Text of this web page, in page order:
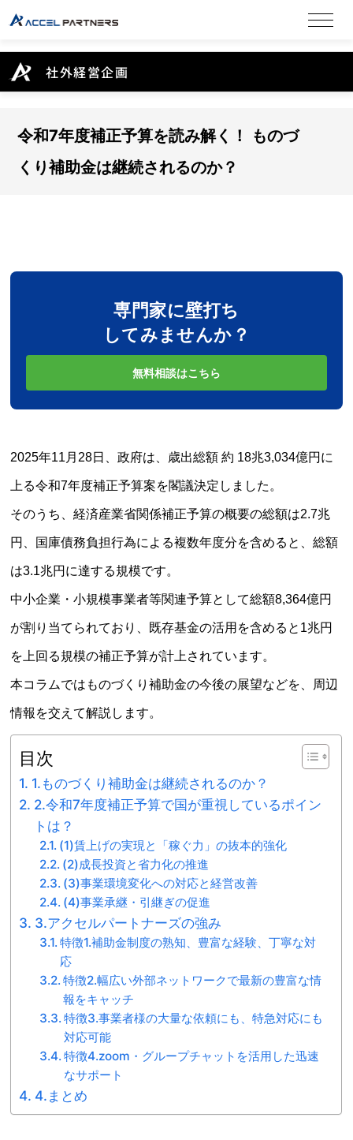
社外経営企画
令和7年度補正予算を読み解く！ ものづ
くり補助金は継続されるのか？
専門家に壁打ち
してみませんか？
無料相談はこちら
2025年11月28日、政府は、歳出総額 約 18兆3,034億円に
上る令和7年度補正予算案を閣議決定しました。
そのうち、経済産業省関係補正予算の概要の総額は2.7兆
円、国庫債務負担行為による複数年度分を含めると、総額
は3.1兆円に達する規模です。
中小企業・小規模事業者等関連予算として総額8,364億円
が割り当てられており、既存基金の活用を含めると1兆円
を上回る規模の補正予算が計上されています。
本コラムではものづくり補助金の今後の展望などを、周辺
情報を交えて解説します。
目次
1.ものづくり補助金は継続されるのか？
2.令和7年度補正予算で国が重視しているポイン
トは？
(1)賃上げの実現と「稼ぐ力」の抜本的強化
(2)成長投資と省力化の推進
(3)事業環境変化への対応と経営改善
(4)事業承継・引継ぎの促進
3.アクセルパートナーズの強み
特徴1.補助金制度の熟知、豊富な経験、丁寧な対
応
特徴2.幅広い外部ネットワークで最新の豊富な情
報をキャッチ
特徴3.事業者様の大量な依頼にも、特急対応にも
対応可能
特徴4.zoom・グループチャットを活用した迅速
なサポート
4.まとめ